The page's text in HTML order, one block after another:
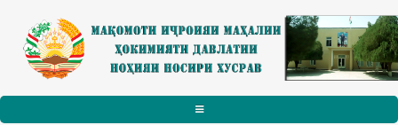
Skip to main content